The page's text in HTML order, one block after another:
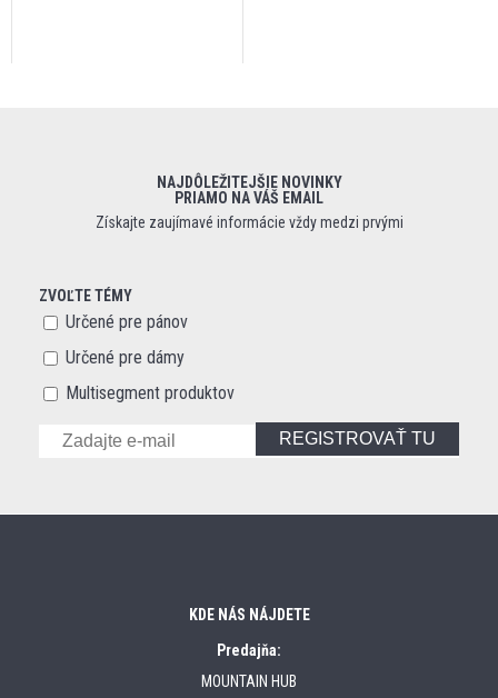
NAJDÔLEŽITEJŠIE NOVINKY
PRIAMO NA VÁŠ EMAIL
Získajte zaujímavé informácie vždy medzi prvými
ZVOĽTE TÉMY
Určené pre pánov
Určené pre dámy
Multisegment produktov
REGISTROVAŤ TU
KDE NÁS NÁJDETE
Predajňa:
MOUNTAIN HUB